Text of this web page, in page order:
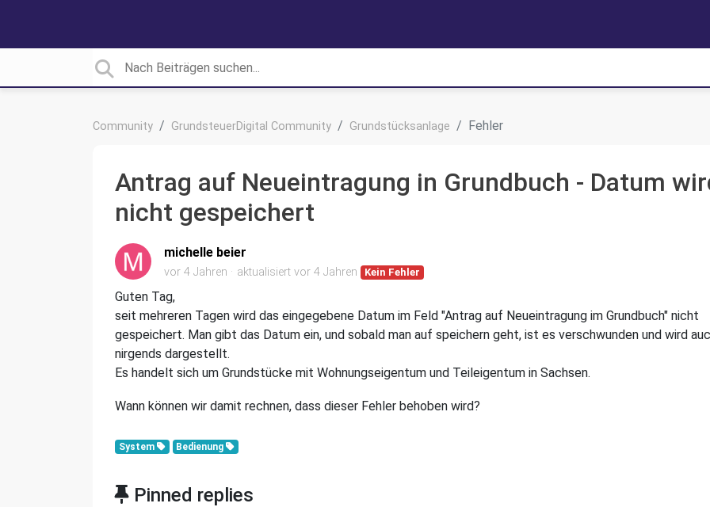
Community GrundsteuerDigital Community Grundstücksanlage Fehler
Antrag auf Neueintragung in Grundbuch - Datum
nicht gespeichert
michelle beier
vor 4 Jahren aktualisiert vor 4 Jahren Kein Fehler
Guten Tag,
seit mehreren Tagen wird das eingegebene Datum im Feld "Antrag auf Neueintragung im Grundbuch" nicht
gespeichert. Man gibt das Datum ein, und sobald man auf speichern geht, ist es verschwunden und wird
nirgends dargestellt.
Es handelt sich um Grundstücke mit Wohnungseigentum und Teileigentum in Sachsen.
Wann können wir damit rechnen, dass dieser Fehler behoben wird?
System Bedienung
Pinned replies